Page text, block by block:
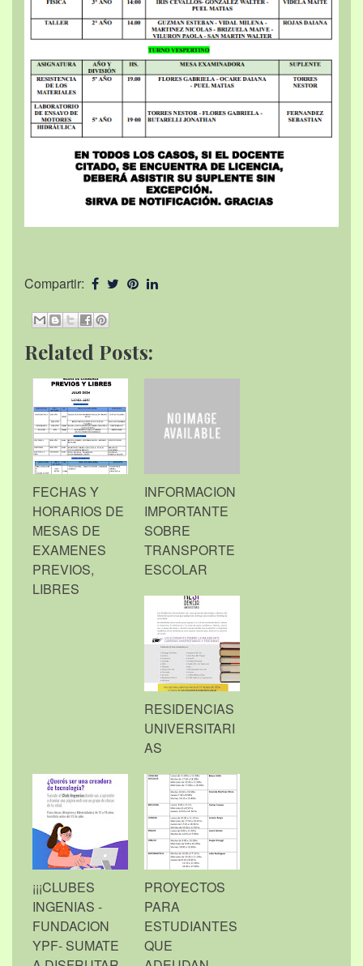
Compartir:
Related Posts:
FECHAS Y
HORARIOS DE
MESAS DE
EXAMENES
PREVIOS,
LIBRES
INFORMACION
IMPORTANTE
SOBRE
TRANSPORTE
ESCOLAR
RESIDENCIAS
UNIVERSITARI
AS
¡¡¡CLUBES
INGENIAS -
FUNDACION
YPF- SUMATE
PROYECTOS
PARA
ESTUDIANTES
QUE